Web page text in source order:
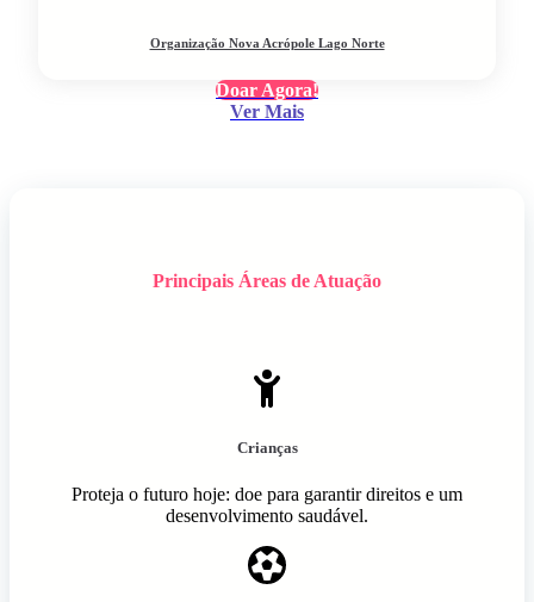
Organização Nova Acrópole Lago Norte
Doar Agora!
Ver Mais
Principais Áreas de Atuação
Crianças
Proteja o futuro hoje: doe para garantir direitos e um
desenvolvimento saudável.